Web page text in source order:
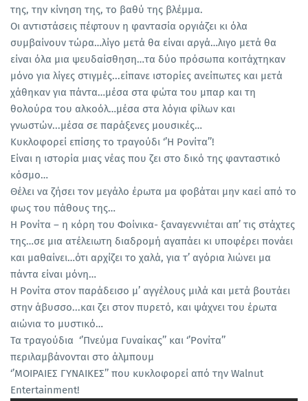
της, την κίνηση της, το βαθύ της βλέμμα.
Οι αντιστάσεις πέφτουν η φαντασία οργιάζει κι όλα
συμβαίνουν τώρα…λίγο μετά θα είναι αργά…λιγο μετά θα
είναι όλα μια ψευδαίσθηση…τα δύο πρόσωπα κοιτάχτηκαν
μόνο για λίγες στιγμές...είπανε ιστορίες ανείπωτες και μετά
χάθηκαν για πάντα…μέσα στα φώτα του μπαρ και τη
θολούρα του αλκοόλ…μέσα στα λόγια φίλων και
γνωστών...μέσα σε παράξενες μουσικές…
Κυκλοφορεί επίσης το τραγούδι ‘’Η Ρονίτα’’!
Eίναι η ιστορία μιας νέας που ζει στο δικό της φανταστικό
κόσμο…
Θέλει να ζήσει τον μεγάλο έρωτα μα φοβάται μην καεί από το
φως του πάθους της…
Η Ρονίτα – η κόρη του Φοίνικα- ξαναγεννιέται απ’ τις στάχτες
της…σε μια ατέλειωτη διαδρομή αγαπάει κι υποφέρει πονάει
και μαθαίνει…ότι αρχίζει το χαλά, για τ’ αγόρια λιώνει μα
πάντα είναι μόνη…
Η Ρονίτα στον παράδεισο μ’ αγγέλους μιλά και μετά βουτάει
στην άβυσσο...και ζει στον πυρετό, και ψάχνει του έρωτα
αιώνια το μυστικό…
Τα τραγούδια ‘’Πνεύμα Γυναίκας’’ και ‘’Ρονίτα’’
περιλαμβάνονται στο άλμπουμ
‘’ΜΟΙΡΑΙΕΣ ΓΥΝΑΙΚΕΣ’’ που κυκλοφορεί από την Walnut
Entertainment!